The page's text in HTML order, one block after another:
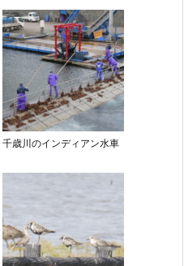
千歳川のインディアン水車